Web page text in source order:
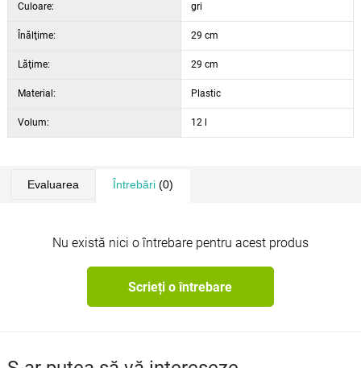
Culoare: gri
Înălţime: 29 cm
Lăţime: 29 cm
Material: Plastic
Volum: 12 l
Evaluarea Întrebări(0)
Nu există nici o întrebare pentru acest produs
Scrieți o întrebare